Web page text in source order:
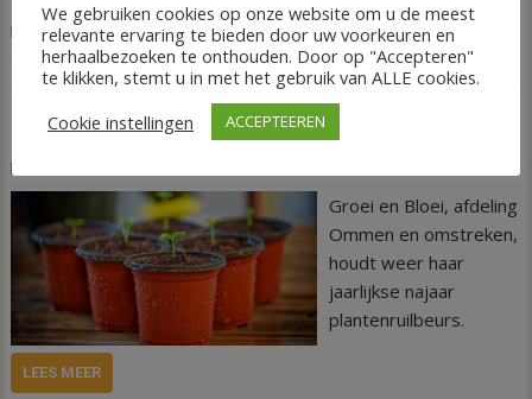
Agenda,Nieuws 15 november 2022,Carrousel,Groei en Bloei
Invasieve exoten,Planten
Plantjes ruilen tijdens ruilbeurs in Ommen
Groei en Bloei, afdeling
Ommen en omstreken,
houdt weer haar
jaarlijkse najaar
plantenruilbeurs.
LEES MEER
We gebruiken cookies op onze website om u de meest
relevante ervaring te bieden door uw voorkeuren en
herhaalbezoeken te onthouden. Door op "Accepteren"
te klikken, stemt u in met het gebruik van ALLE cookies.
Cookie instellingen
ACCEPTEEREN